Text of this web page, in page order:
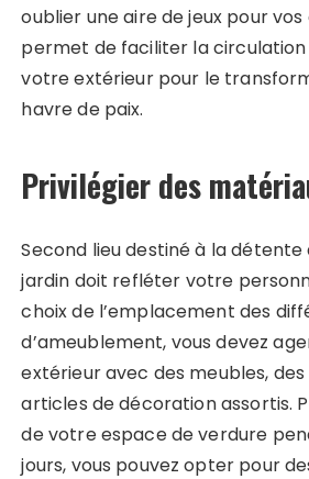
oublier une aire de jeux pour
permet de faciliter la circulation
votre extérieur pour le
havre de paix.
Privilégier des
Second lieu destiné à la détente
jardin doit refléter votre
choix de l’emplacement des
d’ameublement, vous devez
extérieur avec des meubles,
articles de décoration assortis.
de votre espace de verdure
jours, vous pouvez opter pour